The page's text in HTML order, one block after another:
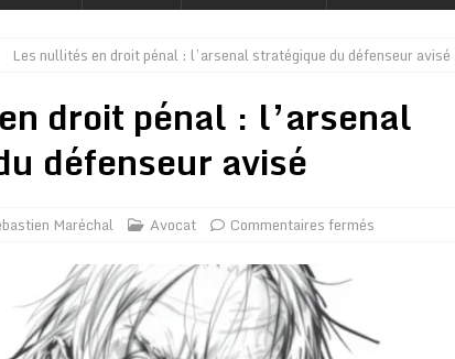
Les nullités en droit pénal : l’arsenal stratégique du défenseur avisé
droit pénal : l’arsenal
défenseur avisé
Maréchal Avocat Commentaires fermés